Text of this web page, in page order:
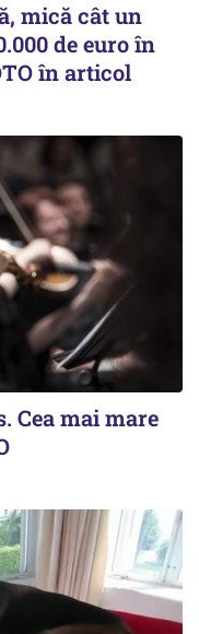
mică cât un
de euro în
în articol
Cea mai mare